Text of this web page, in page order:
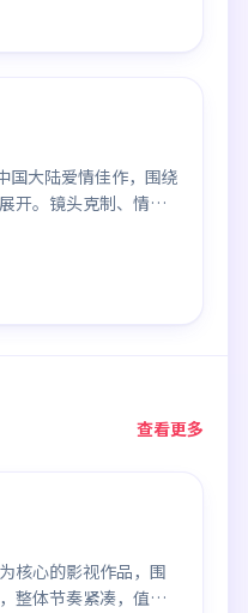
国大陆爱情佳作，围绕
开。镜头克制、情感
意料，是同类题材中
查看更多
95:49
核心的影视作品，围
整体节奏紧凑，值得